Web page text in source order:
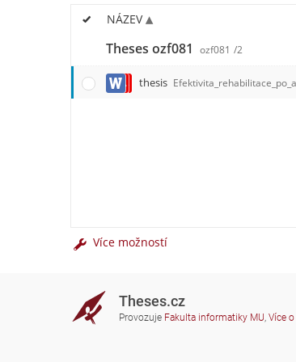
NÁZEV
Theses ozf081 ozf081 /2
thesis
Více možností
Theses.cz
Provozuje Fakulta informatiky MU, Více